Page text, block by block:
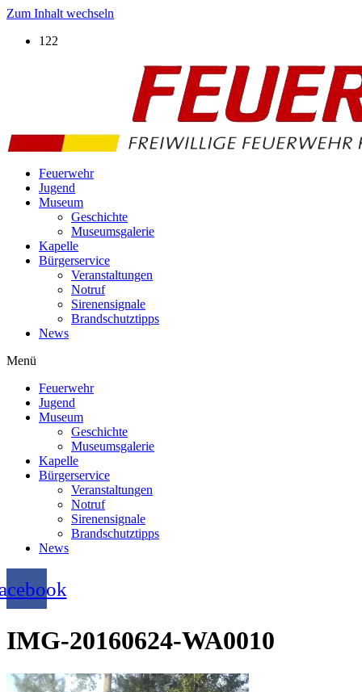
Zum Inhalt wechseln
122
Feuerwehr
Jugend
Museum
Geschichte
Museumsgalerie
Kapelle
Bürgerservice
Veranstaltungen
Notruf
Sirenensignale
Brandschutztipps
News
Menü
Feuerwehr
Jugend
Museum
Geschichte
Museumsgalerie
Kapelle
Bürgerservice
Veranstaltungen
Notruf
Sirenensignale
Brandschutztipps
News
IMG-20160624-WA0010